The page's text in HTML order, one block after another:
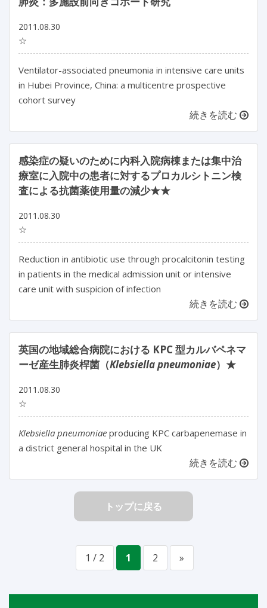
2011.08.30
☆
Ventilator-associated pneumonia in intensive care units
in Hubei Province, China: a multicentre prospective
cohort survey
続きを読む
感染症の疑いのために内科入院病棟または集中治
療室に入院中の患者に対するプロカルシトニン検
査による抗菌薬使用量の減少★★
2011.08.30
☆
Reduction in antibiotic use through procalcitonin testing
in patients in the medical admission unit or intensive
care unit with suspicion of infection
続きを読む
英国の地域総合病院における KPC 型カルバペネマ
ーゼ産生肺炎桿菌（Klebsiella pneumoniae）★
2011.08.30
☆
Klebsiella pneumoniae producing KPC carbapenemase in
a district general hospital in the UK
続きを読む
トップに戻る
1 / 2 1 2 »